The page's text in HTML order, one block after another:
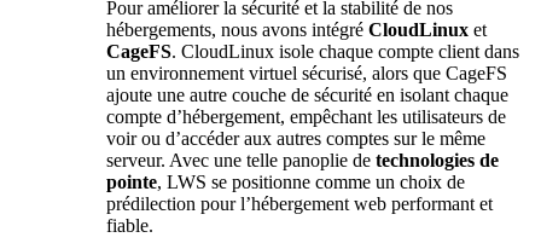
Pour améliorer la sécurité et la stabilité de nos
hébergements, nous avons intégré CloudLinux et
CageFS. CloudLinux isole chaque compte client dans
un environnement virtuel sécurisé, alors que CageFS
ajoute une autre couche de sécurité en isolant chaque
compte d’hébergement, empêchant les utilisateurs de
voir ou d’accéder aux autres comptes sur le même
serveur. Avec une telle panoplie de technologies de
pointe, LWS se positionne comme un choix de
prédilection pour l’hébergement web performant et
fiable.